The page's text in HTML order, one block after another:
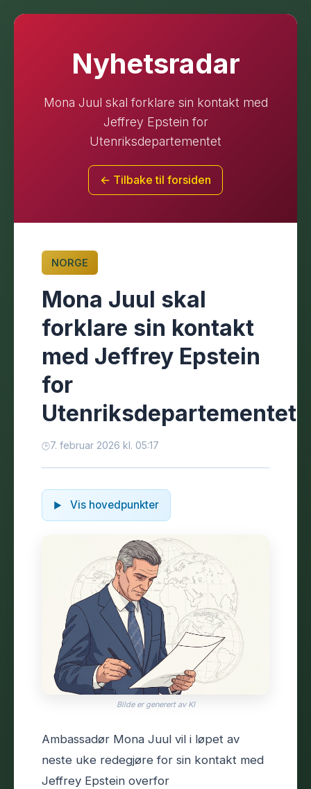
Nyhetsradar
Mona Juul skal forklare sin kontakt med
Jeffrey Epstein for
Utenriksdepartementet
← Tilbake til forsiden
NORGE
Mona Juul skal
forklare sin kontakt
med Jeffrey Epstein
for
Utenriksdepartementet
7. februar 2026 kl. 05:17
Vis hovedpunkter
Bilde er generert av KI
Ambassadør Mona Juul vil i løpet av
neste uke redegjøre for sin kontakt med
Jeffrey Epstein overfor